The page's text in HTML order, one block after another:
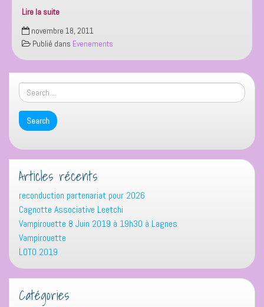
Lire la suite
Les
Cyclopotes
à
l’assaut
du
Massif
Central
novembre 18, 2011
Publié dans Evenements
Articles récents
reconduction partenariat pour 2026
Cagnotte Associative Leetchi
Vampirouette 8 Juin 2019 à 19h30 à Lagnes
Vampirouette
LOTO 2019
Catégories